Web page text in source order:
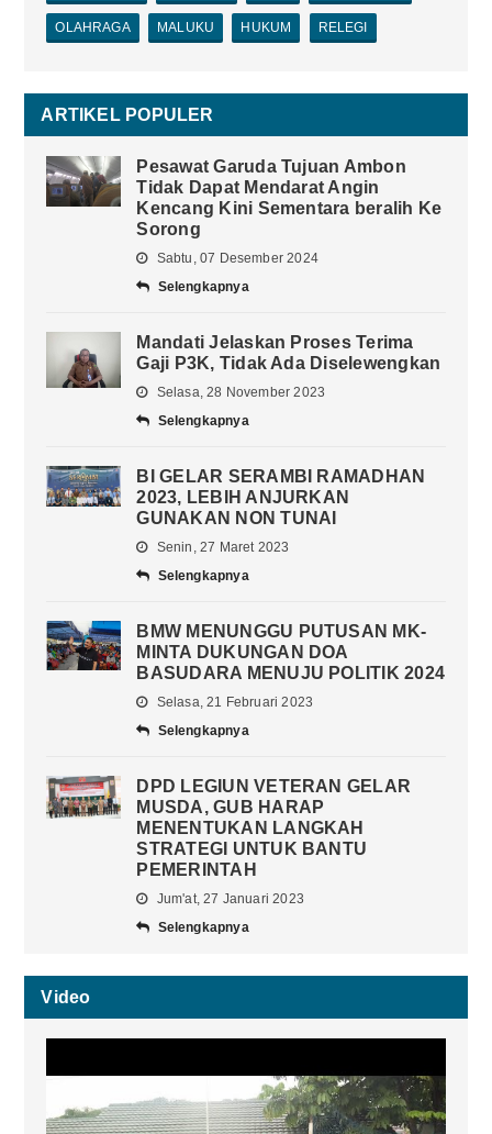
OLAHRAGA MALUKU HUKUM RELEGI
ARTIKEL POPULER
Pesawat Garuda Tujuan Ambon
Tidak Dapat Mendarat Angin
Kencang Kini Sementara beralih Ke
Sorong
Sabtu, 07 Desember 2024
Selengkapnya
Mandati Jelaskan Proses Terima
Gaji P3K, Tidak Ada Diselewengkan
Selasa, 28 November 2023
Selengkapnya
BI GELAR SERAMBI RAMADHAN
2023, LEBIH ANJURKAN
GUNAKAN NON TUNAI
Senin, 27 Maret 2023
Selengkapnya
BMW MENUNGGU PUTUSAN MK-
MINTA DUKUNGAN DOA
BASUDARA MENUJU POLITIK 2024
Selasa, 21 Februari 2023
Selengkapnya
DPD LEGIUN VETERAN GELAR
MUSDA, GUB HARAP
MENENTUKAN LANGKAH
STRATEGI UNTUK BANTU
PEMERINTAH
Jum'at, 27 Januari 2023
Selengkapnya
Video